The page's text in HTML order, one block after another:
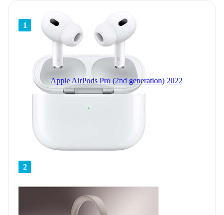
1
Apple AirPods Pro (2nd generation) 2022
2